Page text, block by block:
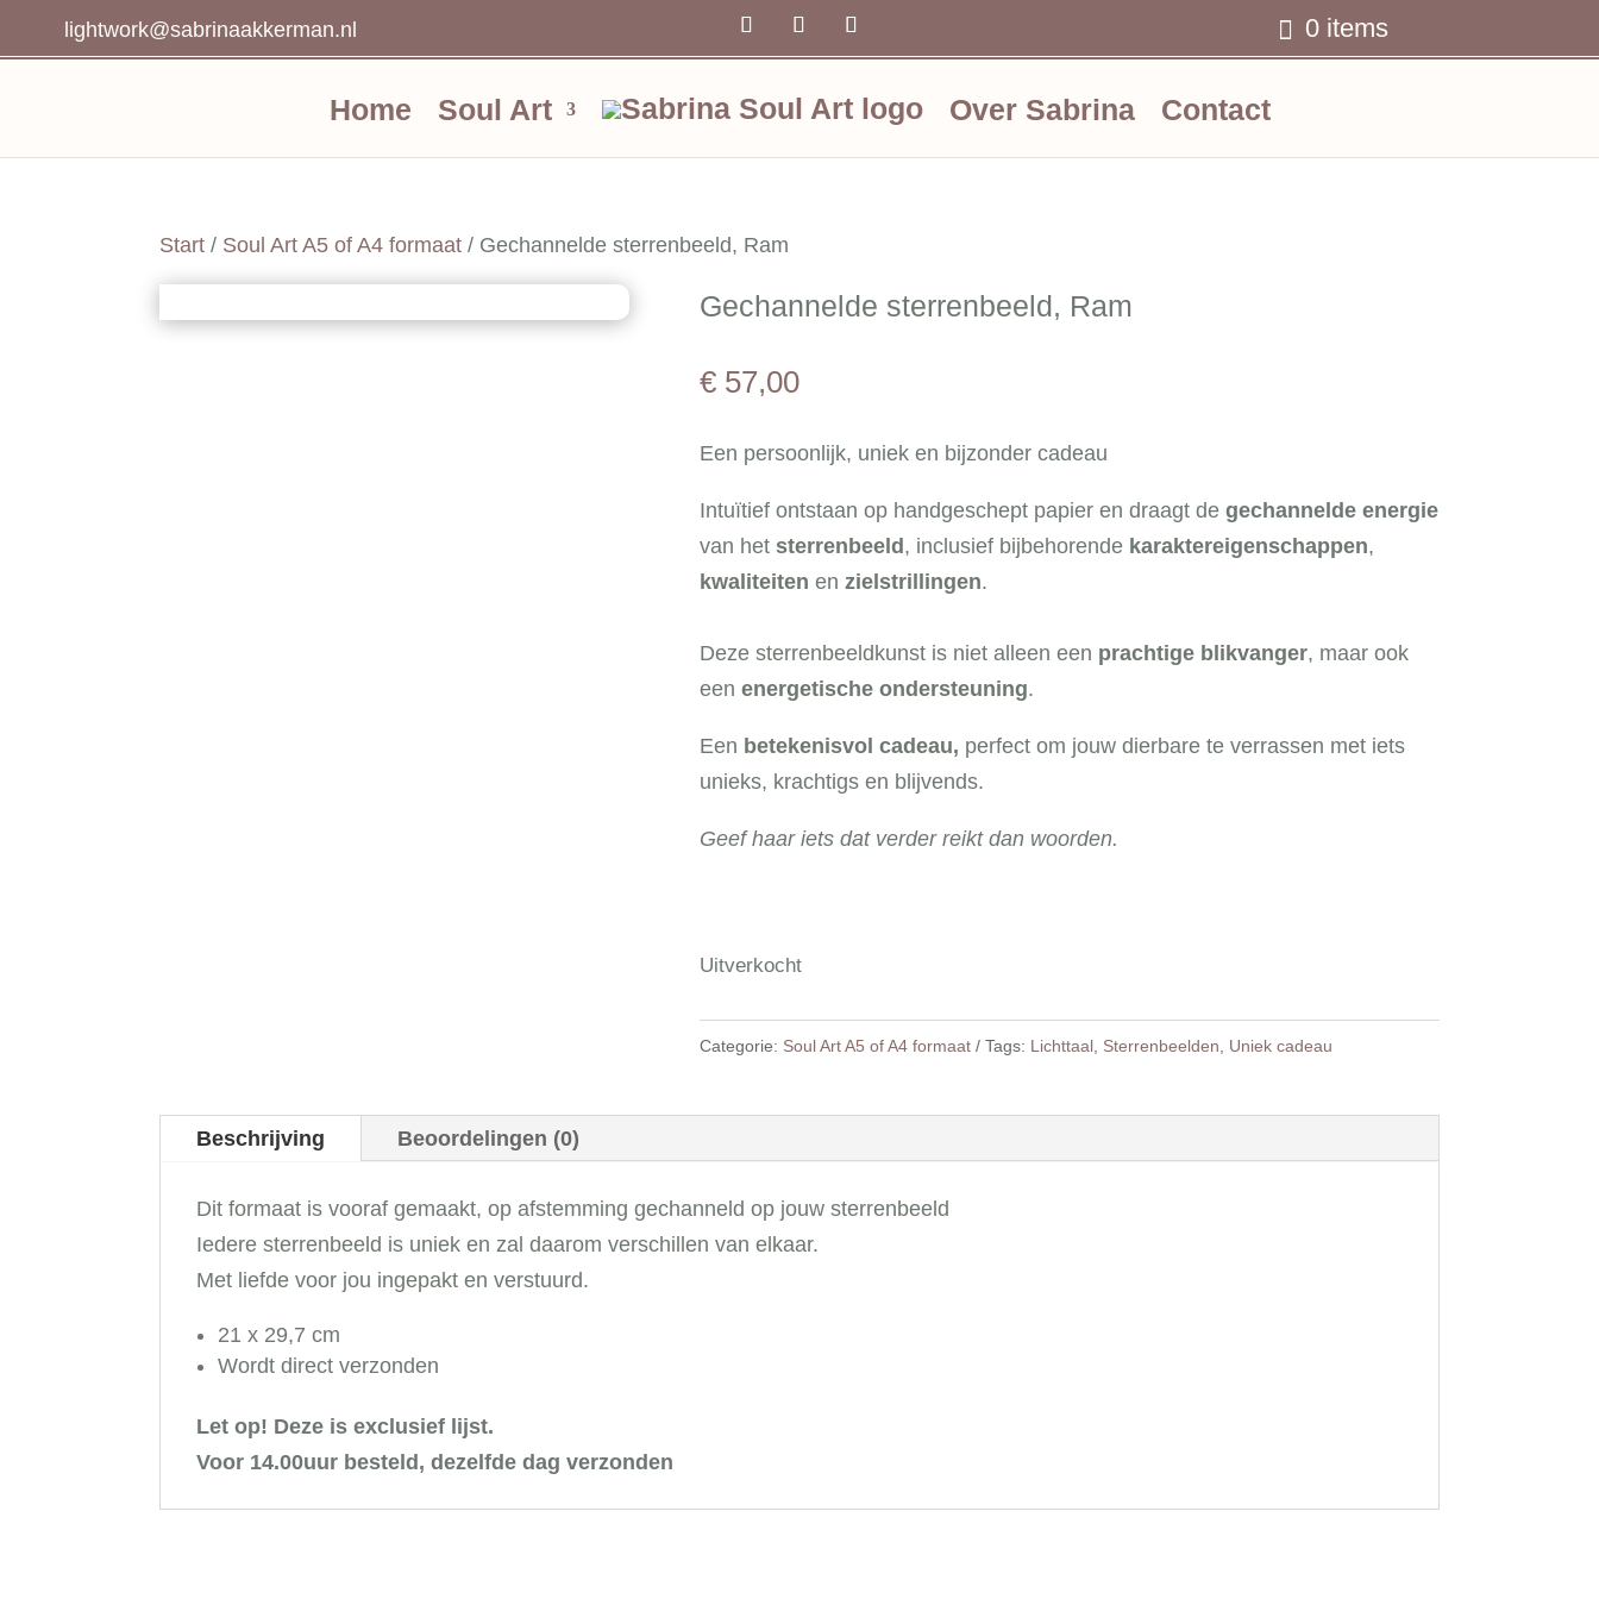
lightwork@sabrinaakkerman.nl 0 items
Home Soul Art Over Sabrina Contact
Start / Soul Art A5 of A4 formaat / Gechannelde sterrenbeeld, Ram
Gechannelde sterrenbeeld, Ram
€ 57,00
Een persoonlijk, uniek en bijzonder cadeau
Intuïtief ontstaan op handgeschept papier en draagt degechannelde energie
van het sterrenbeeld, inclusief bijbehorende karaktereigenschappen,
kwaliteiten enzielstrillingen.
Deze sterrenbeeldkunst is niet alleen een prachtige blikvanger, maar ook
eenenergetische ondersteuning.
Een betekenisvol cadeau, perfect om jouw dierbare te verrassen met iets
unieks, krachtigs en blijvends.
Geef haar iets dat verder reikt dan woorden.
Uitverkocht
Categorie: Soul Art A5 of A4 formaat Tags: Lichttaal Sterrenbeelden Uniek cadeau
Beschrijving Beoordelingen (0)
Dit formaat is vooraf gemaakt, op afstemming gechanneld op jouw sterrenbeeld
Iedere sterrenbeeld is uniek en zal daarom verschillen van elkaar.
Met liefde voor jou ingepakt en verstuurd.
21 x 29,7 cm
Wordt direct verzonden
Let op! Deze is exclusief lijst.
Voor 14.00uur besteld, dezelfde dag verzonden